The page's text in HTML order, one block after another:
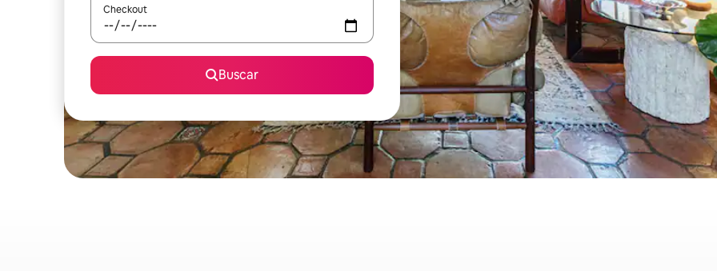
Checkout
Buscar